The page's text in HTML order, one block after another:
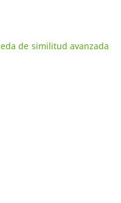
de similitud avanzada